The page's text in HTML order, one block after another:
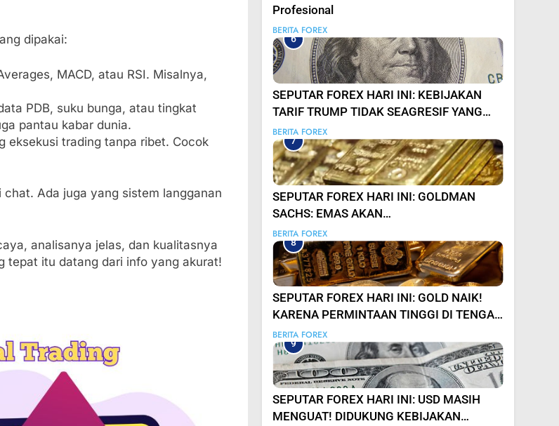
dipakai:
MACD, atau RSI. Misalnya,
PDB, suku bunga, atau tingkat
pantau kabar dunia.
eksekusi trading tanpa ribet. Cocok
Ada juga yang sistem langganan
analisanya jelas, dan kualitasnya
tepat itu datang dari info yang akurat!
Profesional
BERITA FOREX
6
SEPUTAR FOREX HARI INI: KEBIJAKAN
TARIF TRUMP TIDAK SEAGRESIF YANG
DIANTISIPASI? USD SEMPAT ANJLOK
BERITA FOREX
7
SEPUTAR FOREX HARI INI: GOLDMAN
SACHS: EMAS AKAN
CAPAI $3000 PADA 2026
BERITA FOREX
8
SEPUTAR FOREX HARI INI: GOLD NAIK!
KARENA PERMINTAAN TINGGI DI TENGAH
KEKHAWATIRAN PASAR
BERITA FOREX
9
SEPUTAR FOREX HARI INI: USD MASIH
MENGUAT! DIDUKUNG KEBIJAKAN